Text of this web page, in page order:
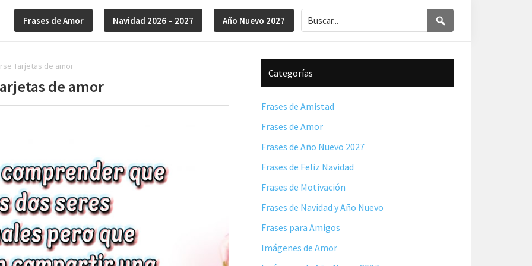
Frases de Amor Navidad 2026 – 2027 Año Nuevo 2027
Buscar...
Tarjetas de amor
de amor
Barra
lateral
principal
Categorías
Frases de Amistad
Frases de Amor
Frases de Año Nuevo 2027
Frases de Feliz Navidad
Frases de Motivación
Frases de Navidad y Año Nuevo
Frases para Amigos
Imágenes de Amor